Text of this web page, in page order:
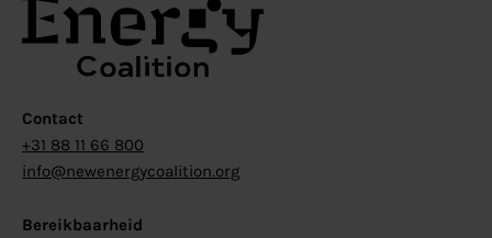
Contact
+31 88 11 66 800
info@newenergycoalition.org
Bereikbaarheid